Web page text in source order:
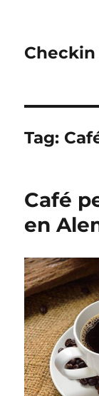
Checkin
Tag:
Café
en